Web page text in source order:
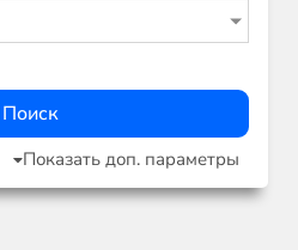
Поиск
Показать доп. параметры